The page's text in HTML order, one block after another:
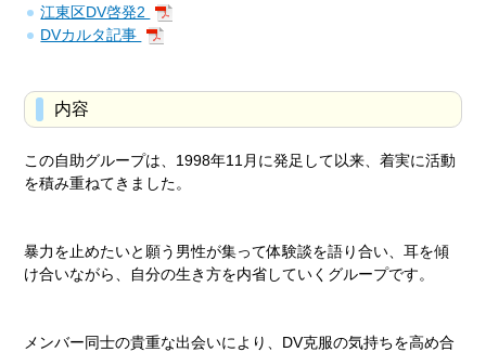
江東区DV啓発2
DVカルタ記事
内容
この自助グループは、1998年11月に発足して以来、着実に活動
を積み重ねてきました。
暴力を止めたいと願う男性が集って体験談を語り合い、耳を傾
け合いながら、自分の生き方を内省していくグループです。
メンバー同士の貴重な出会いにより、DV克服の気持ちを高め合